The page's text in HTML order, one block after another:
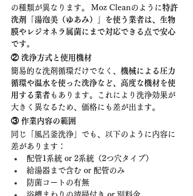
の種類が異なります。 Moz Cleanのように特許
洗剤「湯泡美（ゆあみ）」を使う業者は、生物
膜やレジオネラ属菌にまで対応できる点で安心
です。
② 洗浄方式と使用機材
簡易的な洗剤循環だけでなく、 機械による圧力
循環や温水を使った洗浄など、高度な機材を使
用する業者もあります。これにより洗浄効果が
大きく異なるため、価格にも差が出ます。
③ 作業内容の範囲
同じ「風呂釜洗浄」でも、以下のように内容に
差があります：
配管1系統 or 2系統（2つ穴タイプ）
給湯器まで含む or 配管のみ
防菌コートの有無